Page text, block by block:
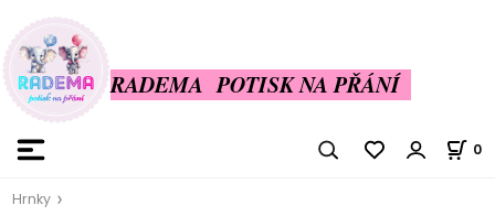
RADEMA POTISK NA PŘÁNÍ
0
Hrnky